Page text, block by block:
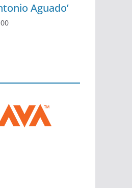
Aguado’